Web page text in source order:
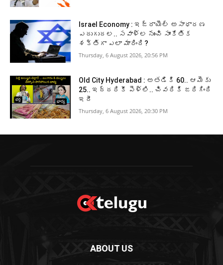
Israel Economy : ఇజ్రాయెల్‌ అసాధారణ
ఎదుగుదల.. సవాళ్ల నుంచి సాంకేతిక
శక్తిగా ఎలా మారింది?
Thursday, 6 August 2026, 20:56 PM
Old City Hyderabad : అతడికి 60.. ఆమెకు
25.. ఇద్దరికీ పెళ్లి.. చివరికి జరిగింది
ఇదీ
Thursday, 6 August 2026, 20:30 PM
ABOUT US